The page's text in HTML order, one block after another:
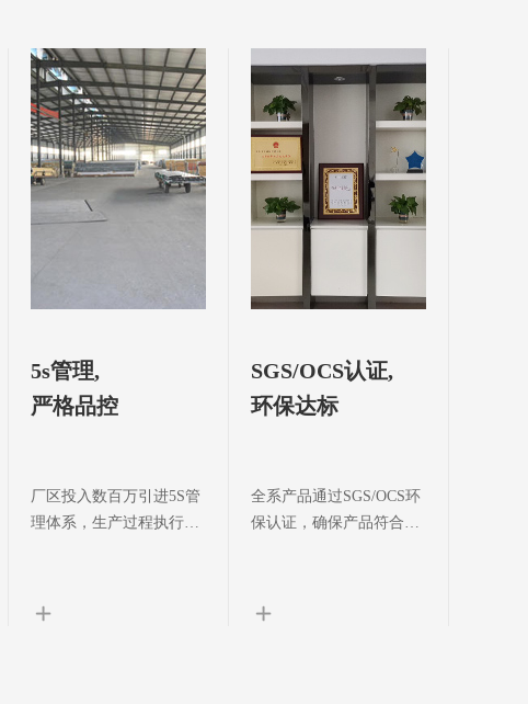
5s管理,
严格品控
厂区投入数百万引进5S管
理体系，生产过程执行
SGS/OCS认证,
环保达标
全系产品通过SGS/OCS环
保认证，确保产品符合环